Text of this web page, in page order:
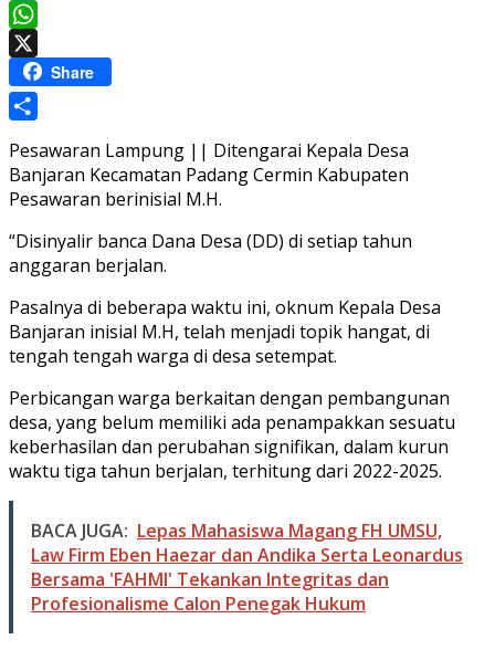
Facebook
WhatsApp
Share
Pesawaran Lampung || Ditengarai Kepala Desa
Banjaran Kecamatan Padang Cermin Kabupaten
Pesawaran berinisial M.H.
“Disinyalir banca Dana Desa (DD) di setiap tahun
anggaran berjalan.
Pasalnya di beberapa waktu ini, oknum Kepala Desa
Banjaran inisial M.H, telah menjadi topik hangat, di
tengah tengah warga di desa setempat.
Perbicangan warga berkaitan dengan pembangunan
desa, yang belum memiliki ada penampakkan sesuatu
keberhasilan dan perubahan signifikan, dalam kurun
waktu tiga tahun berjalan, terhitung dari 2022-2025.
BACA JUGA: Lepas Mahasiswa Magang FH UMSU,
Law Firm Eben Haezar dan Andika Serta Leonardus
Bersama 'FAHMI' Tekankan Integritas dan
Profesionalisme Calon Penegak Hukum